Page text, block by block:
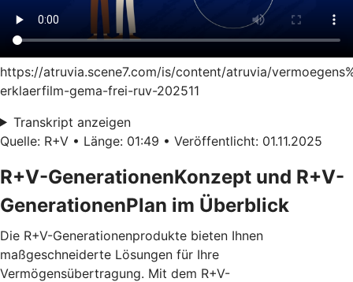
https://atruvia.scene7.com/is/content/atruvia/
erklaerfilm-gema-frei-ruv-202511
Transkript anzeigen
Quelle: R+V • Länge: 01:49 • Veröffentlicht: 01.11.2025
R+V-GenerationenKonzept und R+V-
GenerationenPlan im Überblick
Die R+V-Generationenprodukte bieten Ihnen
maßgeschneiderte Lösungen für Ihre
Vermögensübertragung. Mit dem R+V-